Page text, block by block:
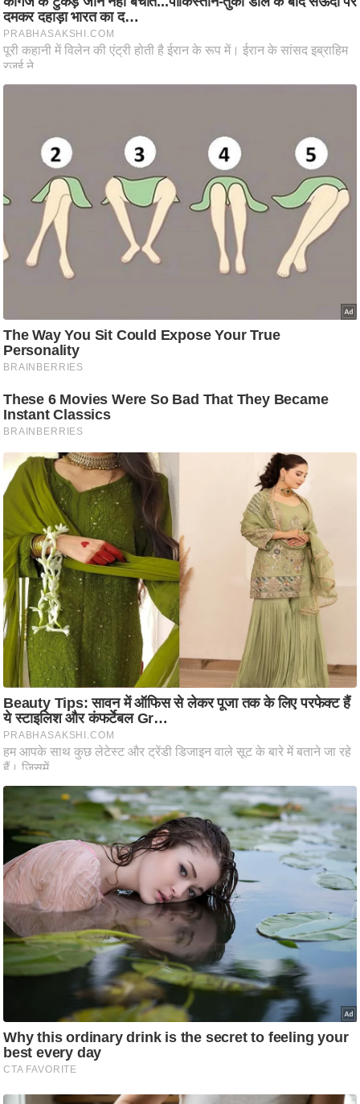
श्ले
ष
ण
मि
भ
ए
म
आ
र
आ
ई
.
चा
य
प
र
स
मी
क्षा
ध
र्म
ज्यो
ति
ष
म
हि
मा
/
ध
र्म
स्थ
त
त्यो
हा
र